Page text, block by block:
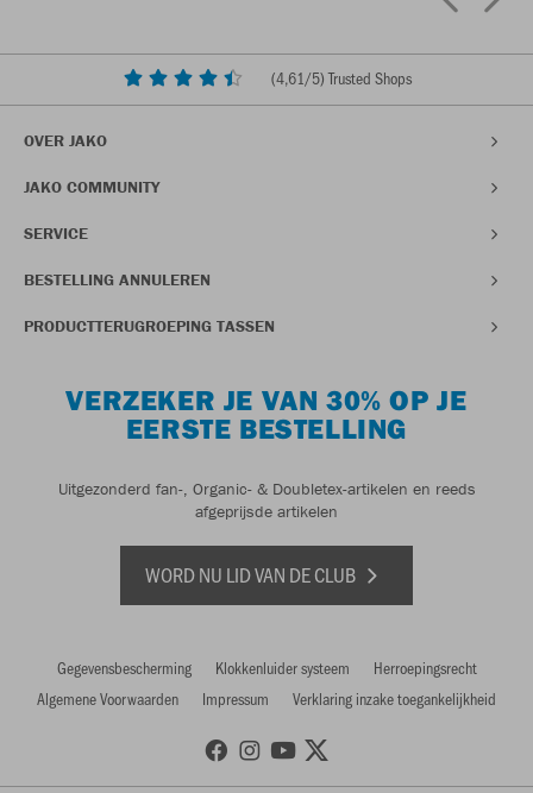
(4,61/5) Trusted Shops
OVER JAKO
JAKO COMMUNITY
SERVICE
BESTELLING ANNULEREN
PRODUCTTERUGROEPING TASSEN
VERZEKER JE VAN 30% OP JE
EERSTE BESTELLING
Uitgezonderd fan-, Organic- & Doubletex-artikelen en reeds
afgeprijsde artikelen
WORD NU LID VAN DE CLUB
Gegevensbescherming Klokkenluider systeem
Herroepingsrecht
Algemene Voorwaarden
Impressum Verklaring inzake toegankelijkheid